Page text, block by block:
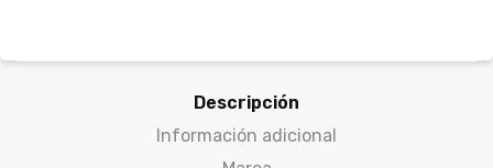
Descripción
Información adicional